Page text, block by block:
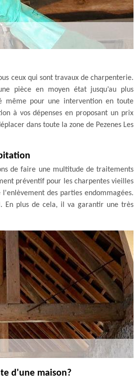
ceux qui sont travaux de charpenterie.
pièce en moyen état jusqu’au plus
même pour une intervention en toute
à vos dépenses en proposant un prix
dans toute la zone de Pezenes Les
de faire une multitude de traitements
préventif pour les charpentes vieilles
des parties endommagées.
En plus de cela, il va garantir une très
d'une maison?